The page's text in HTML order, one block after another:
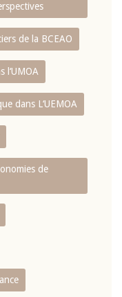
de la BCEAO
l‘UMOA
dans L‘UEMOA
de